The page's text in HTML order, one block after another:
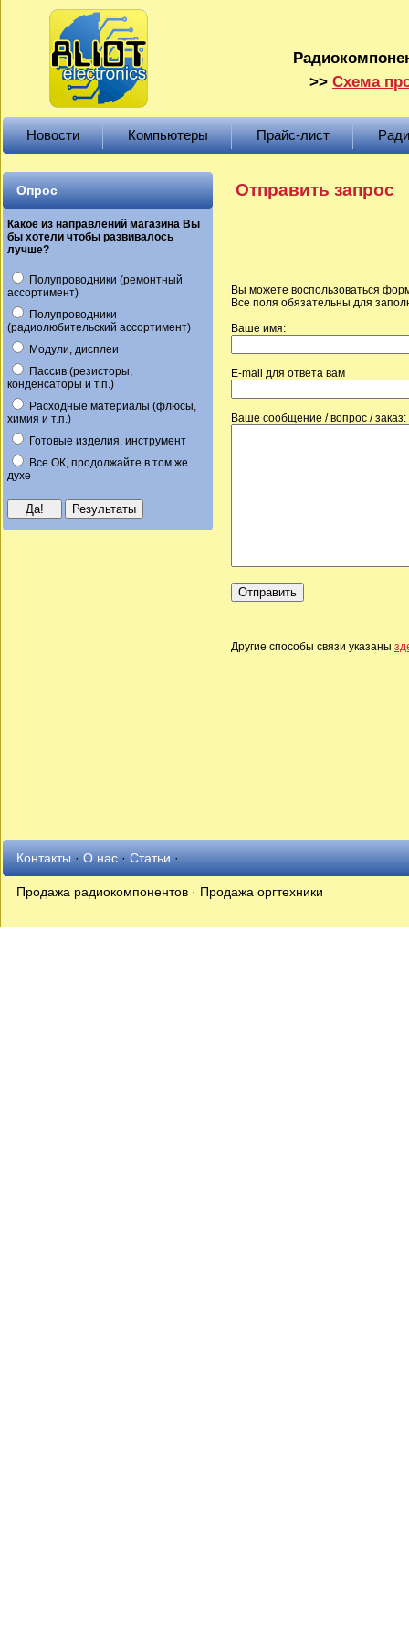
>> Схема
Новости Компьютеры Прайс-лист
Опрос
Какое из направлений магазина Вы
бы хотели чтобы развивалось
лучше?
Полупроводники (ремонтный
ассортимент)
Полупроводники
(радиолюбительский ассортимент)
Модули, дисплеи
Пассив (резисторы,
конденсаторы и т.п.)
Расходные материалы (флюсы,
химия и т.п.)
Готовые изделия, инструмент
Все ОК, продолжайте в том же
духе
Отправить запрос
Вы можете воспользоваться
Все поля обязательны для
Ваше имя:
E-mail для ответа вам
Ваше сообщение / вопрос / заказ:
Другие способы связи указаны
Контакты·О нас·Статьи·
Продажа радиокомпонентов · Продажа оргтехники